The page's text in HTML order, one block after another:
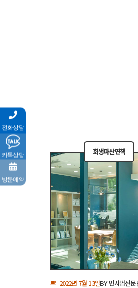
회생파산면책
2022년 7월 13일BY민사법전문
전화상담
카톡상담
방문예약